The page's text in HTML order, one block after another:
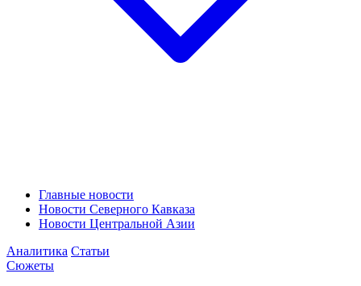
Главные новости
Новости Северного Кавказа
Новости Центральной Азии
Аналитика Статьи
Сюжеты